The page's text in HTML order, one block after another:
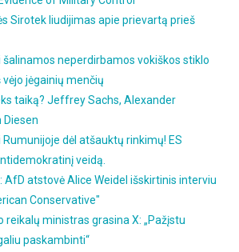
Sirotek liudijimas apie prievartą prieš
šalinamos neperdirbamos vokiškos stiklo
jėgainių menčių
taiką? Jeffrey Sachs, Alexander
Diesen
dėl atšauktų rinkimų! ES
veidą.
AfD atstovė Alice Weidel išskirtinis interviu
Conservative"
reikalų ministras grasina X: „Pažįstu
paskambinti“